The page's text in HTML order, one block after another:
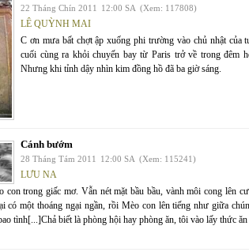
22 Tháng Chín 2011 12:00 SA (Xem: 117808)
LÊ QUỲNH MAI
C ơn mưa bất chợt ập xuống phi trường vào chủ nhật của
cuối cùng ra khỏi chuyến bay từ Paris trở về trong đêm
Nhưng khi tỉnh dậy nhìn kim đồng hồ đã ba giờ sáng.
Cánh bướm
28 Tháng Tám 2011 12:00 SA (Xem: 115241)
LƯU NA
con trong giấc mơ. Vẫn nét mặt bầu bầu, vành môi cong lên
có một thoáng ngại ngần, rồi Mèo con lên tiếng như giữa
tình[...]Chả biết là phòng hội hay phòng ăn, tôi vào lấy thức